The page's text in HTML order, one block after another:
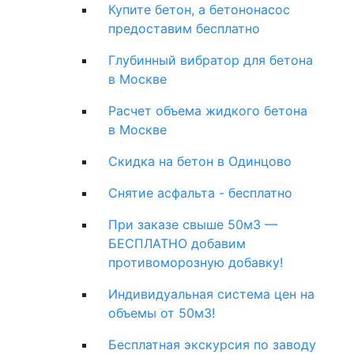
Купите бетон, а бетононасос
предоставим бесплатно
Глубинный вибратор для бетона
в Москве
Расчет объема жидкого бетона
в Москве
Скидка на бетон в Одинцово
Снятие асфальта - бесплатно
При заказе свыше 50м3 —
БЕСПЛАТНО добавим
противоморозную добавку!
Индивидуальная система цен на
объемы от 50м3!
Бесплатная экскурсия по заводу